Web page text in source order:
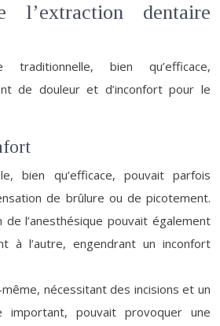
dentaire
traditionnelle, bien qu’efficace,
de douleur et d’inconfort pour le
bien qu’efficace, pouvait parfois
de brûlure ou de picotement.
de l’anesthésique pouvait également
à l’autre, engendrant un inconfort
nécessitant des incisions et un
important, pouvait provoquer une